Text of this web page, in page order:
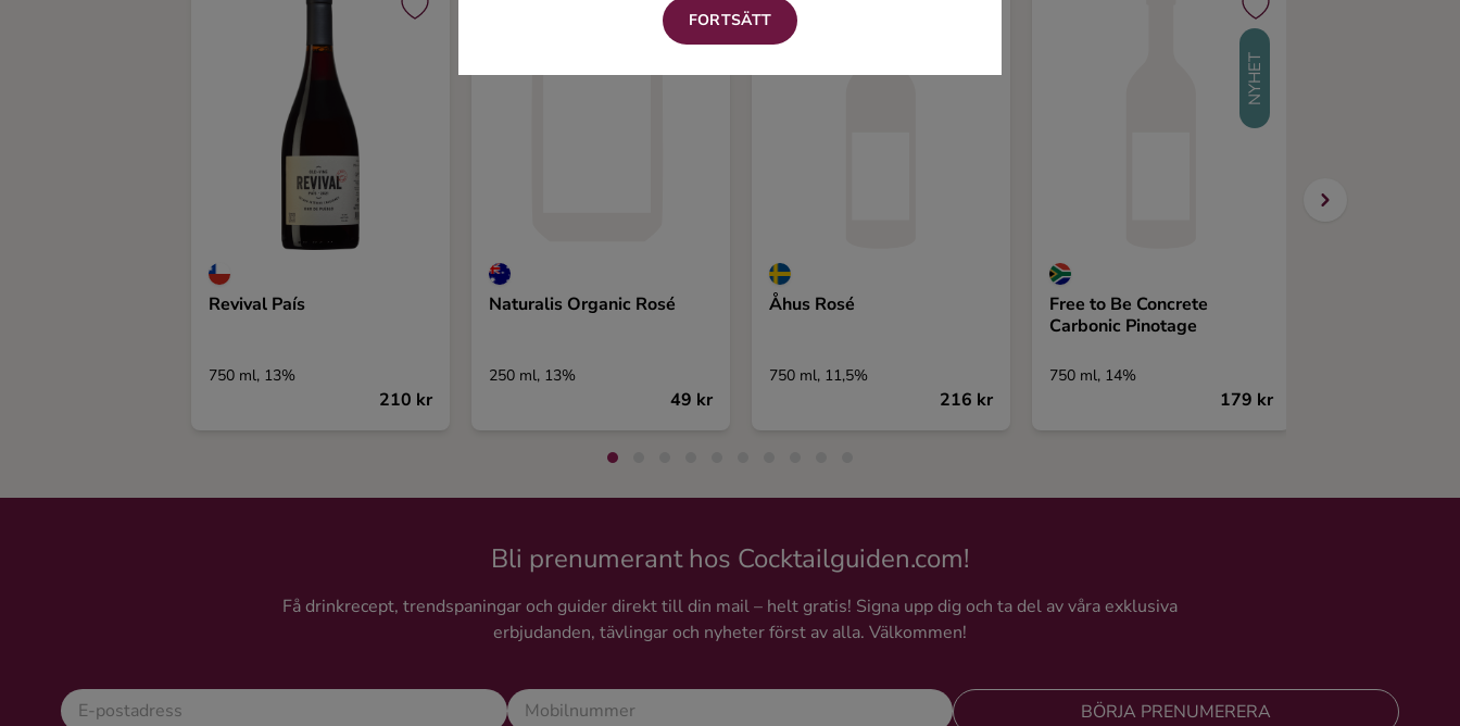
FORTSÄTT
Revival País
750 ml, 13%
210 kr
Naturalis Organic Rosé
250 ml, 13%
49 kr
Åhus Rosé
750 ml, 11,5%
216 kr
NYHET
Free to Be Concrete
Carbonic Pinotage
750 ml, 14%
179 kr
Bli prenumerant hos Cocktailguiden.com!
Få drinkrecept, trendspaningar och guider direkt till din mail – helt gratis! Signa upp dig och ta del av våra exklusiva
erbjudanden, tävlingar och nyheter först av alla. Välkommen!
BÖRJA PRENUMERERA